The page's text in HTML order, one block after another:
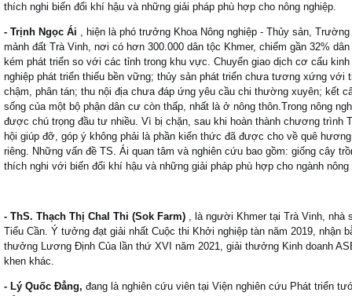
thích nghi biến đổi khí hậu và những giải pháp phù hợp cho nông nghiệp.
- Trịnh Ngọc Ái , hiện là phó trưởng Khoa Nông nghiệp - Thủy sản,
mảnh đất Trà Vinh, nơi có hơn 300.000 dân tộc Khmer, chiếm gần 32%
kém phát triển so với các tỉnh trong khu vực. Chuyển giao dịch cơ cấu
nghiệp phát triển thiếu bền vững; thủy sản phát triển chưa tương xứng với
chậm, phân tán; thu nội địa chưa đáp ứng yêu cầu chi thường xuyên; kết
sống của một bộ phận dân cư còn thấp, nhất là ở nông thôn.Trong nông
được chú trọng đầu tư nhiều. Vì bị chặn, sau khi hoàn thành chương trình
hội giúp đỡ, góp ý không phải là phần kiến ​​thức đã được cho về quê
riêng. Những vấn đề TS. Ái quan tâm và nghiên cứu bao gồm: giống cây
thích nghi với biến đổi khí hậu và những giải pháp phù hợp cho ngành nông
- ThS. Thạch Thị Chal Thi (Sok Farm) , là người Khmer tại Trà Vinh, nhà
Tiểu Cần. Ý tưởng đạt giải nhất Cuộc thi Khởi nghiệp tàn năm 2019, nhận
thưởng Lương Định Của lần thứ XVI năm 2021, giải thưởng Kinh doanh
khen khác.
- Lý Quốc Đẳng, đang là nghiên cứu viên tại Viện nghiên cứu Phát triển